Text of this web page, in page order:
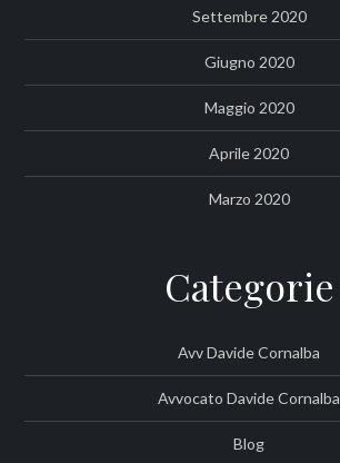
Settembre 2020
Giugno 2020
Maggio 2020
Aprile 2020
Marzo 2020
Categorie
Avv Davide Cornalba
Avvocato Davide Cornalba
Blog